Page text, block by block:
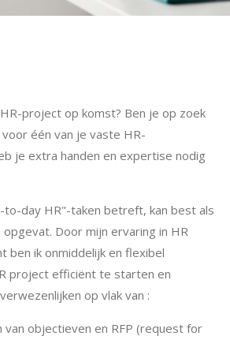
project op komst? Ben je op zoek
één van je vaste HR-
je extra handen en expertise nodig
to-day HR"-taken betreft, kan best als
Door mijn ervaring in HR
ben ik onmiddelijk en flexibel
project efficiënt te starten en
op vlak van :
objectieven en RFP (request for